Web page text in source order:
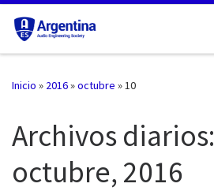
Saltar al contenido
Inicio » 2016»octubre »10
Archivos diarios:
octubre, 2016